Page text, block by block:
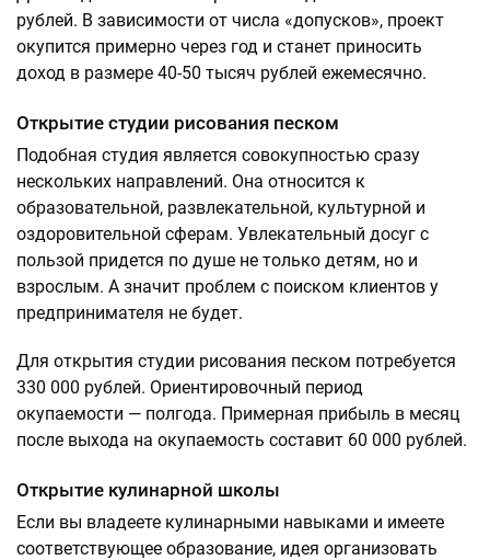
рублей. В зависимости от числа «допусков», проект
окупится примерно через год и станет приносить
доход в размере 40-50 тысяч рублей ежемесячно.
Открытие студии рисования песком
Подобная студия является совокупностью сразу
нескольких направлений. Она относится к
образовательной, развлекательной, культурной и
оздоровительной сферам. Увлекательный досуг с
пользой придется по душе не только детям, но и
взрослым. А значит проблем с поиском клиентов у
предпринимателя не будет.
Для открытия студии рисования песком потребуется
330 000 рублей. Ориентировочный период
окупаемости — полгода. Примерная прибыль в месяц
после выхода на окупаемость составит 60 000 рублей.
Открытие кулинарной школы
Если вы владеете кулинарными навыками и имеете
соответствующее образование, идея организовать